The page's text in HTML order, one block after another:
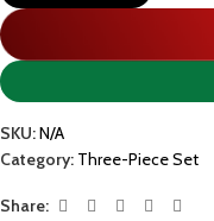
SKU:N/A
Category: Three-Piece Set
Share: